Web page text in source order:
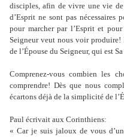
disciples, afin de vivre une vie
d’Esprit ne sont pas nécessaires
pour marcher par l’Esprit et
Seigneur veut nous voir produire!
de l’Épouse du Seigneur, qui est
Comprenez-vous combien les
comprendre! Dès que nous
écartons déjà de la simplicité de
Paul écrivait aux Corinthiens:
« Car je suis jaloux de vous